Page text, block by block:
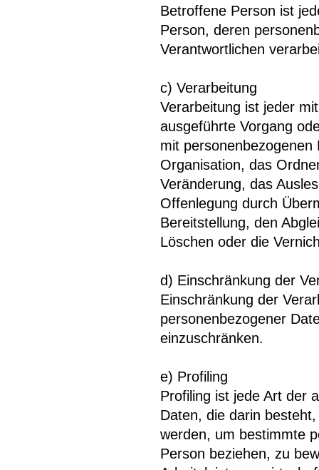
Betroffene Person ist
Person, deren
Verantwortlichen
c) Verarbeitung
Verarbeitung ist jeder
ausgeführte Vorgang
mit
Organisation, das
Veränderung, das
Offenlegung durch
Bereitstellung, den
Löschen oder die
d) Einschränkung der
Einschränkung der
personenbezogener
einzuschränken.
e) Profiling
Profiling ist jede Art der
Daten, die darin
werden, um bestimmte
Person beziehen, zu